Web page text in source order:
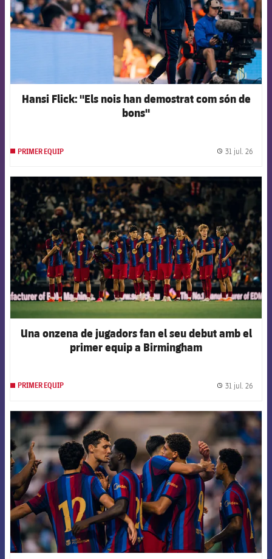
Hansi Flick: "Els nois han demostrat com són de
bons"
PRIMER EQUIP 31 jul. 26
FCB Barcelona badge
Una onzena de jugadors fan el seu debut amb el
primer equip a Birmingham
PRIMER EQUIP 31 jul. 26
FCB Barcelona badge